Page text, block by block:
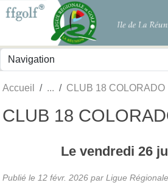
Accueil CLUB 18 COLORADO
CLUB 18
Le vendredi 26
Publié le 12 févr. 2026 par Ligue
Panneau de gestion des cookies